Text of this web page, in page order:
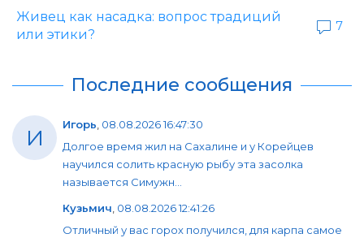
Живец как насадка: вопрос традиций
или этики?
7
Последние сообщения
И Игорь, 08.08.2026 16:47:30
Долгое время жил на Сахалине и у Корейцев
научился солить красную рыбу эта засолка
называется Симужн...
Кузьмич, 08.08.2026 12:41:26
Отличный у вас горох получился, для карпа самое